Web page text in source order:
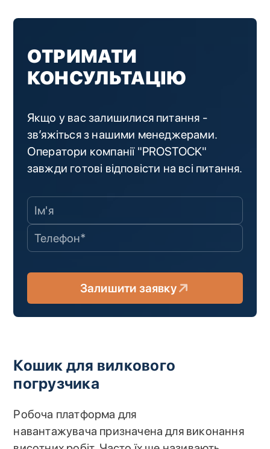
ОТРИМАТИ
КОНСУЛЬТАЦІЮ
Якщо у вас залишилися питання -
зв’яжіться з нашими менеджерами.
Оператори компанії "PROSTOCK"
завжди готові відповісти на всі питання.
Залишити заявку
Кошик для вилкового
погрузчика
Робоча платформа для
навантажувача призначена для виконання